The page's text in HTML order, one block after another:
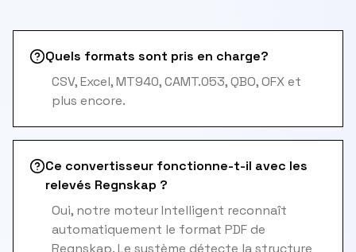
Quels formats sont pris en charge?
CSV, Excel, MT940, CAMT.053, QBO, OFX et
plus encore.
Ce convertisseur fonctionne-t-il avec les
relevés Regnskap ?
Oui, notre moteur Intelligent reconnaît
automatiquement le format PDF de
Regnskap. Le système détecte la structure